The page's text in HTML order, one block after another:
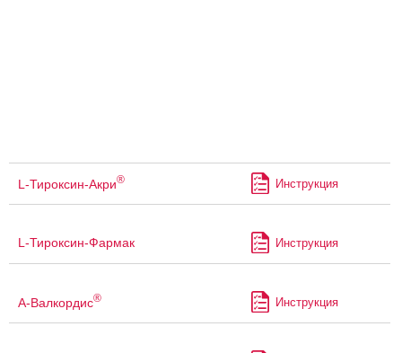
L-Тироксин-Акри® Инструкция
L-Тироксин-Фармак Инструкция
А-Валкордис® Инструкция